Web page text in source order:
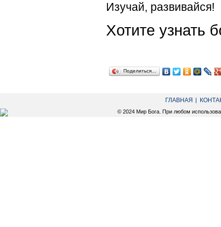
Изучай, развивайся!
Хотите
Поделиться…
ГЛАВНАЯ
© 2024 Мир Бога. При любом